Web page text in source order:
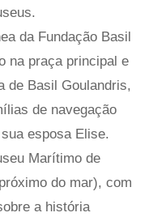
da Fundação Basil
na praça principal e
de Basil Goulandris,
de navegação
esposa Elise.
Marítimo de
do mar), com
a história